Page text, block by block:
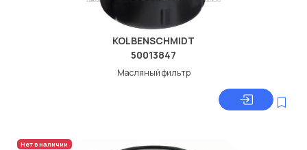
KOLBENSCHMIDT
50013847
Масляный фильтр
Нет в наличии